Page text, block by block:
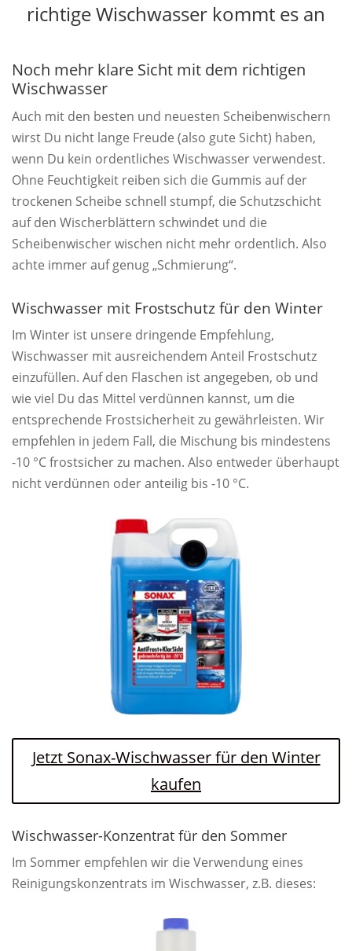
richtige Wischwasser kommt es an
Noch mehr klare Sicht mit dem richtigen
Wischwasser
Auch mit den besten und neuesten Scheibenwischern
wirst Du nicht lange Freude (also gute Sicht) haben,
wenn Du kein ordentliches Wischwasser verwendest.
Ohne Feuchtigkeit reiben sich die Gummis auf der
trockenen Scheibe schnell stumpf, die Schutzschicht
auf den Wischerblättern schwindet und die
Scheibenwischer wischen nicht mehr ordentlich. Also
achte immer auf genug „Schmierung“.
Wischwasser mit Frostschutz für den Winter
Im Winter ist unsere dringende Empfehlung,
Wischwasser mit ausreichendem Anteil Frostschutz
einzufüllen. Auf den Flaschen ist angegeben, ob und
wie viel Du das Mittel verdünnen kannst, um die
entsprechende Frostsicherheit zu gewährleisten. Wir
empfehlen in jedem Fall, die Mischung bis mindestens
-10 °C frostsicher zu machen. Also entweder überhaupt
nicht verdünnen oder anteilig bis -10 °C.
Jetzt Sonax-Wischwasser für den Winter
kaufen
Wischwasser-Konzentrat für den Sommer
Im Sommer empfehlen wir die Verwendung eines
Reinigungskonzentrats im Wischwasser, z.B. dieses: